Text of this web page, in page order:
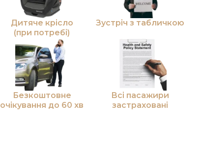
Дитяче крісло
(при потребі)
Зустріч з табличкою
Безкоштовне
очікування до 60 хв
Всі пасажири
застраховані